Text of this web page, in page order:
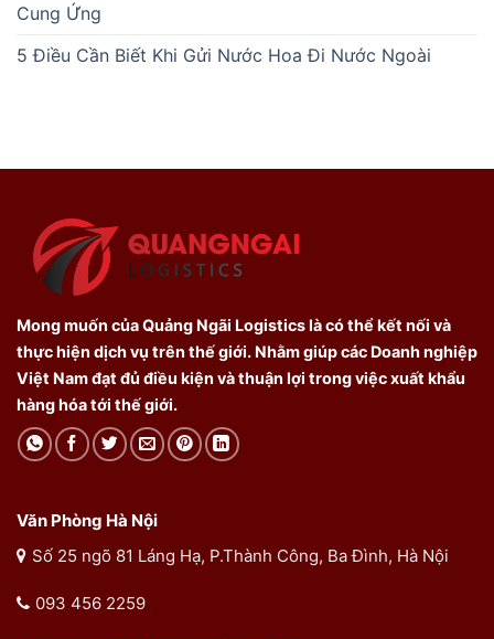
Cung Ứng
5 Điều Cần Biết Khi Gửi Nước Hoa Đi Nước Ngoài
Mong muốn của Quảng Ngãi Logistics là có thể kết nối và
thực hiện dịch vụ trên thế giới. Nhằm giúp các Doanh nghiệp
Việt Nam đạt đủ điều kiện và thuận lợi trong việc xuất khẩu
hàng hóa tới thế giới.
Văn Phòng Hà Nội
Số 25 ngõ 81 Láng Hạ, P.Thành Công, Ba Đình, Hà Nội
093 456 2259